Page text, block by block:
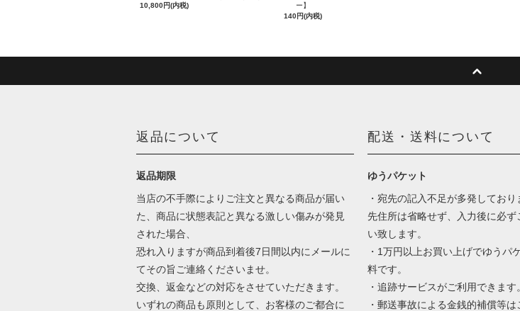
10,800円(内税)
ー】
140円(内税)
返品について
返品期限
当店の不手際によりご注文と異なる商品が届い
た、商品に状態表記と異なる激しい傷みが発見
された場合、
恐れ入りますが商品到着後7日間以内にメールに
てその旨ご連絡くださいませ。
交換、返金などの対応をさせていただきます。
いずれの商品も原則として、お客様のご都合に
配送・送料について
ゆうパケット
・宛先の記入不足が多発してお
先住所は省略せず、入力後に必ず
い致します。
・1万円以上お買い上げでゆうパ
料です。
・追跡サービスがご利用できます
・郵送事故による金銭的補償等